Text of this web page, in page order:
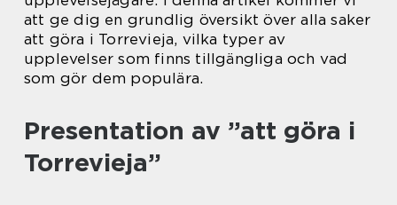
att ge dig en grundlig översikt över alla saker
att göra i Torrevieja, vilka typer av
upplevelser som finns tillgängliga och vad
som gör dem populära.
Presentation av ”att göra i
Torrevieja”